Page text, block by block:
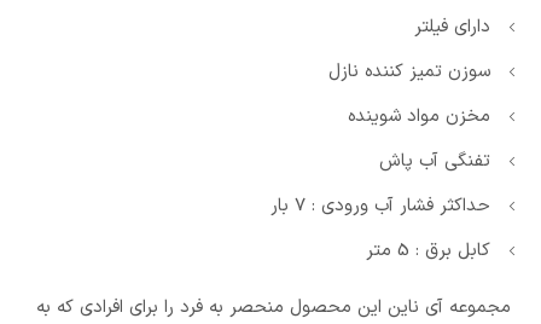
دارای فیلتر
سوزن تمیز کننده نازل
مخزن مواد شوینده
تفنگی آب پاش
حداکثر فشار آب ورودی : 7 بار
کابل برق : 5 متر
مجموعه آی ناین این محصول منحصر به فرد را برای افرادی که به